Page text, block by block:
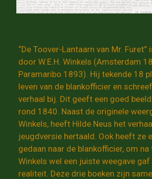
“De Toover-Lantaarn van Mr. Furet”
door W.E.H. Winkels (Amsterdam
Paramaribo 1893). Hij tekende 18
leven van de blankofficier en
verhaal bij. Dit geeft een goed
rond 1840. Naast de originele
Winkels, heeft Hilde Neus het
jeugdversie hertaald. Ook heeft ze
gedaan naar de blankofficier, om
Winkels wel een juiste weegave gaf
realiteit. Deze drie boeken zijn